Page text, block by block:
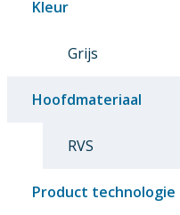
Kleur
Grijs
Hoofdmateriaal
RVS
Product technologie